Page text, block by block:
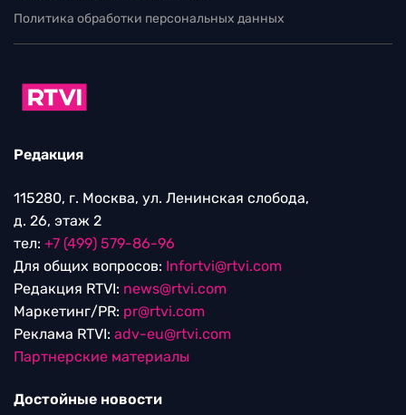
Политика обработки персональных данных
Редакция
115280, г. Москва, ул. Ленинская слобода,
д. 26, этаж 2
тел: +7 (499) 579-86-96
Для общих вопросов: Infortvi@rtvi.com
Редакция RTVI: news@rtvi.com
Маркетинг/PR: pr@rtvi.com
Реклама RTVI: adv-eu@rtvi.com
Партнерские материалы
Достойные новости